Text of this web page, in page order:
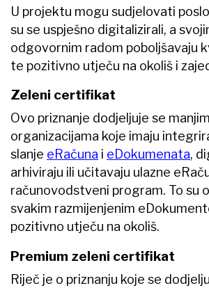
U projektu mogu sudjelovati
su se uspješno digitalizirali, a
odgovornim radom poboljšavaju
te pozitivno utječu na okoliš i
Zeleni certifikat
Ovo priznanje dodjeljuje se
organizacijama koje imaju
slanje eRačuna i eDokumenata,
arhiviraju ili učitavaju ulazne
računovodstveni program. To su
svakim razmijenjenim
pozitivno utječu na okoliš.
Premium zeleni certifikat
Riječ je o priznanju koje se